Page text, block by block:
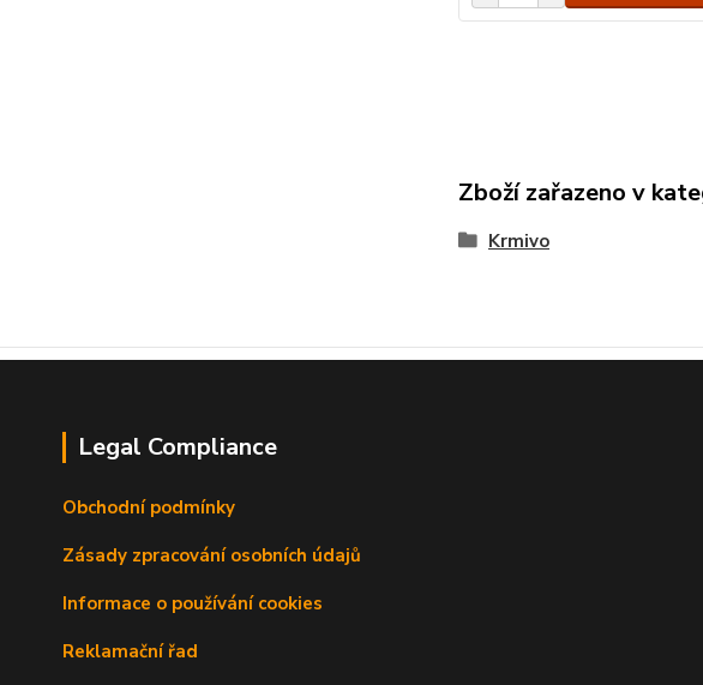
Zboží zařazeno v
Krmivo
Legal Compliance
Obchodní podmínky
Zásady zpracování osobních údajů
Informace o používání cookies
Reklamační řad